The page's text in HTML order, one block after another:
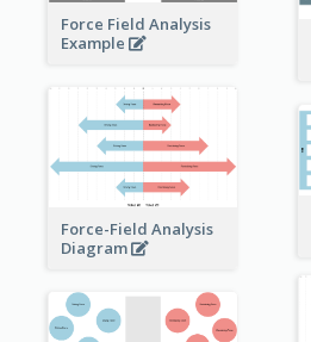
Force Field Analysis
Example
Force-Field Analysis
Diagram